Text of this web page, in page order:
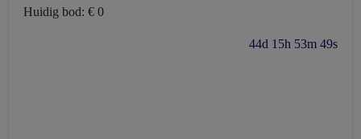
Huidig bod: € 0
44d 15h 53m 48s